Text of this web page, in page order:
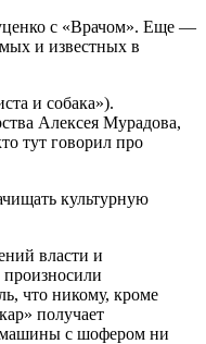
с «Врачом». Еще —
и известных в
и собака»).
Алексея Мурадова,
тут говорил про
культурную
власти и
что никому, кроме
получает
машины с шофером ни